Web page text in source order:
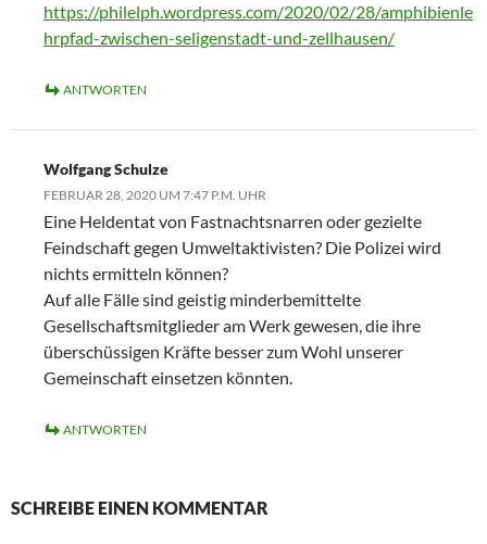
https://philelph.wordpress.com/2020/02/28/amphibienle
hrpfad-zwischen-seligenstadt-und-zellhausen/
ANTWORTEN
Wolfgang Schulze
FEBRUAR 28, 2020 UM 7:47 P.M. UHR
Eine Heldentat von Fastnachtsnarren oder gezielte
Feindschaft gegen Umweltaktivisten? Die Polizei wird
nichts ermitteln können?
Auf alle Fälle sind geistig minderbemittelte
Gesellschaftsmitglieder am Werk gewesen, die ihre
überschüssigen Kräfte besser zum Wohl unserer
Gemeinschaft einsetzen könnten.
ANTWORTEN
SCHREIBE EINEN KOMMENTAR